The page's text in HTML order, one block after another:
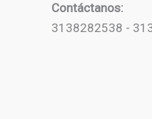
Contáctanos:
3138282538 -